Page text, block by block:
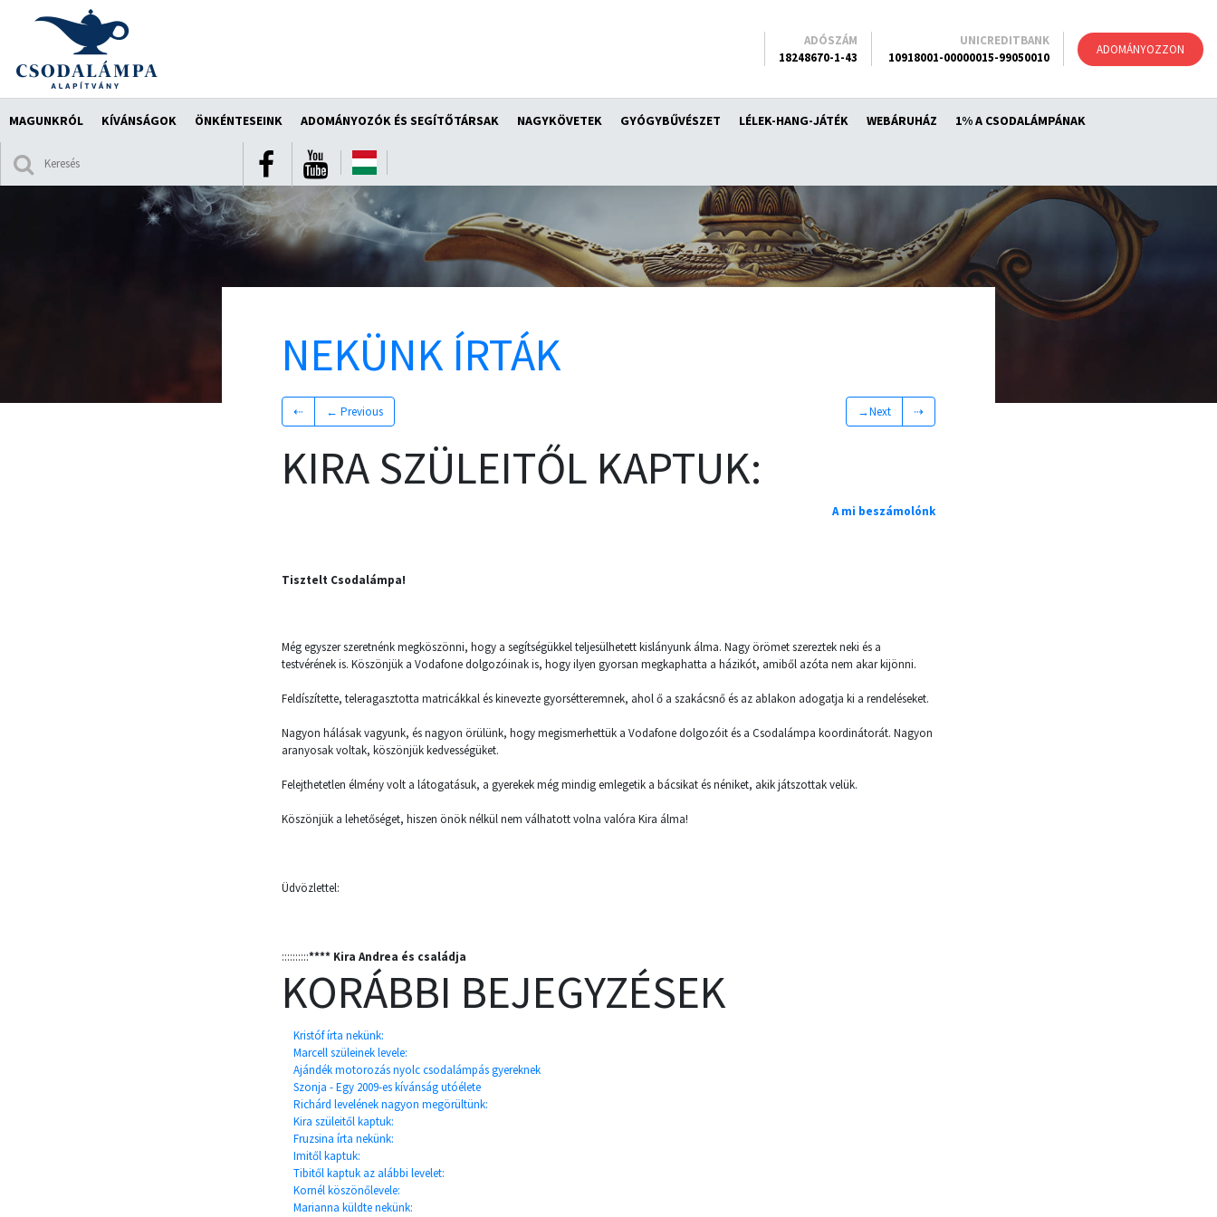
ADOMÁNYOZZON
MAGUNKRÓL KÍVÁNSÁGOK ÖNKÉNTESEINK ADOMÁNYOZÓK ÉS SEGÍTŐTÁRSAK NAGYKÖVETEK GYÓGYBŰVÉSZET LÉLEK-HANG-JÁTÉK WEBÁRUHÁZ 1% A CSODALÁMPÁNAK
ADÓSZÁM
18248670-1-43
UNICREDITBANK
10918001-00000015-99050010
NEKÜNK ÍRTÁK
⇠ ← Previous →Next ⇢
KIRA SZÜLEITŐL KAPTUK:
A mi beszámolónk
Tisztelt Csodalámpa!
Még egyszer szeretnénk megköszönni, hogy a segítségükkel teljesülhetett kislányunk álma. Nagy örömet szereztek neki és a
testvérének is. Köszönjük a Vodafone dolgozóinak is, hogy ilyen gyorsan megkaphatta a házikót, amiből azóta nem akar kijönni.
Feldíszítette, teleragasztotta matricákkal és kinevezte gyorsétteremnek, ahol ő a szakácsnő és az ablakon adogatja ki a rendeléseket.
Nagyon hálásak vagyunk, és nagyon örülünk, hogy megismerhettük a Vodafone dolgozóit és a Csodalámpa koordinátorát. Nagyon
aranyosak voltak, köszönjük kedvességüket.
Felejthetetlen élmény volt a látogatásuk, a gyerekek még mindig emlegetik a bácsikat és néniket, akik játszottak velük.
Köszönjük a lehetőséget, hiszen önök nélkül nem válhatott volna valóra Kira álma!
Üdvözlettel:
::::::::::**** Kira Andrea és családja
KORÁBBI BEJEGYZÉSEK
Kristóf írta nekünk:
Marcell szüleinek levele:
Ajándék motorozás nyolc csodalámpás gyereknek
Szonja - Egy 2009-es kívánság utóélete
Richárd levelének nagyon megörültünk:
Kira szüleitől kaptuk:
Fruzsina írta nekünk:
Imitől kaptuk:
Tibitől kaptuk az alábbi levelet:
Kornél köszönőlevele:
Marianna küldte nekünk: